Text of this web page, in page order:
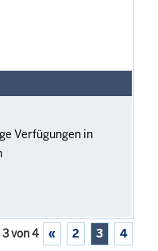
Verfügungen in
von 4 « 2 3 4